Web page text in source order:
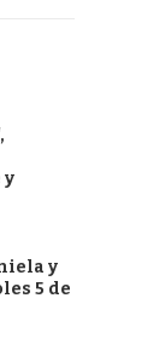
y
y
5 de